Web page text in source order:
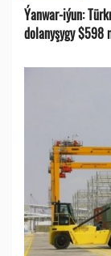
Ýanwar-iýun:
dolanyşygy $598